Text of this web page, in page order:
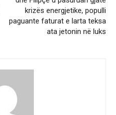
krizës energjetike, populli
paguante faturat e larta teksa
ata jetonin në luks